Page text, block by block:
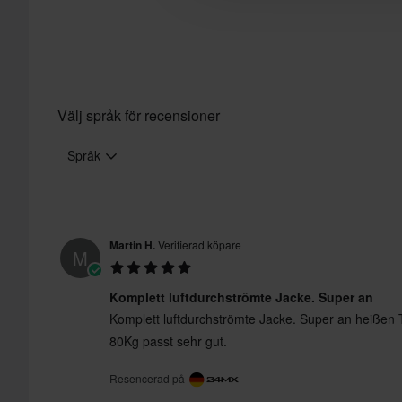
returnera gäller inte för produkter som är personaliserade
Välj språk för recensioner
Språk
M Martin H.Verifierad köpare
Komplett luftdurchströmte Jacke. Super an
Komplett luftdurchströmte Jacke. Super an
80Kg passt sehr gut.
Resencerad på